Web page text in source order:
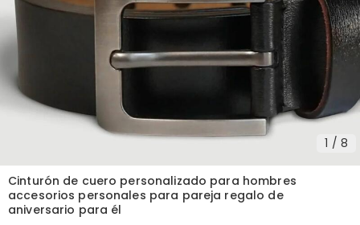
1 / 8
Cinturón de cuero personalizado para hombres
accesorios personales para pareja regalo de
aniversario para él